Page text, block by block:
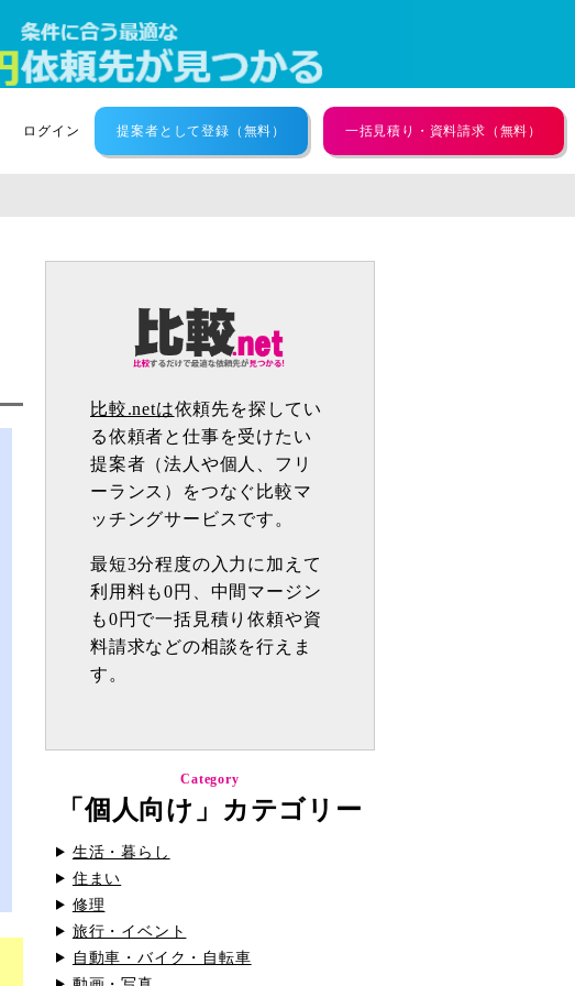
ログイン 提案者として登録（無料） 一括見積り・資料請求（無料）
比較.netは依頼先を探してい
る依頼者と仕事を受けたい
提案者（法人や個人、フリ
ーランス）をつなぐ比較マ
ッチングサービスです。
最短3分程度の入力に加えて
利用料も0円、中間マージン
も0円で一括見積り依頼や資
料請求などの相談を行えま
す。
Category
「個人向け」カテゴリー
生活・暮らし
住まい
修理
旅行・イベント
自動車・バイク・自転車